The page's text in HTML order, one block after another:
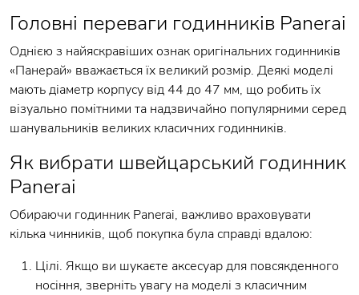
Головні переваги годинників Panerai
Однією з найяскравіших ознак оригінальних годинників
«Панерай» вважається їх великий розмір. Деякі моделі
мають діаметр корпусу від 44 до 47 мм, що робить їх
візуально помітними та надзвичайно популярними серед
шанувальників великих класичних годинників.
Як вибрати швейцарський годинник
Panerai
Обираючи годинник Panerai, важливо враховувати
кілька чинників, щоб покупка була справді вдалою:
Цілі. Якщо ви шукаєте аксесуар для повсякденного
носіння, зверніть увагу на моделі з класичним